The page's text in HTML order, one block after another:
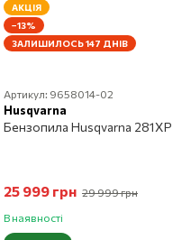
АКЦІЯ
−13%
ЗАЛИШИЛОСЬ 147 ДНІВ
Артикул: 9658014-02
Husqvarna
Бензопила Husqvarna 281XP
25 999 грн 29 999 грн
В наявності